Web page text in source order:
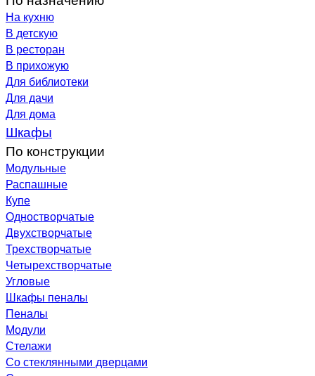
На кухню
В детскую
В ресторан
В прихожую
Для библиотеки
Для дачи
Для дома
Шкафы
По конструкции
Модульные
Распашные
Купе
Одностворчатые
Двухстворчатые
Трехстворчатые
Четырехстворчатые
Угловые
Шкафы пеналы
Пеналы
Модули
Стелажи
Со стеклянными дверцами